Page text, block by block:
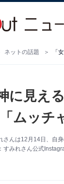
ネットの話題 「
に見え
ムッチ
さんは12月14日、自
すみれさん公式